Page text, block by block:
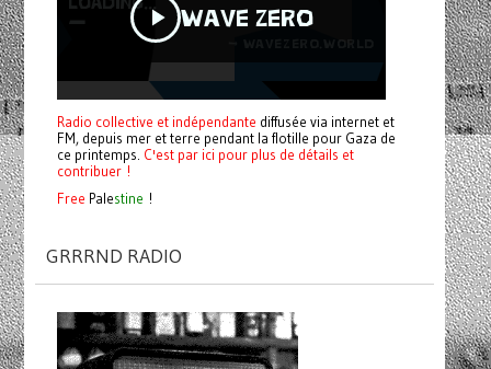
Radio collective et indépendante diffusée via internet et
FM, depuis mer et terre pendant la flotille pour Gaza de
ce printemps. C'est par ici pour plus de détails et
contribuer !
Free Palestine !
GRRRND RADIO